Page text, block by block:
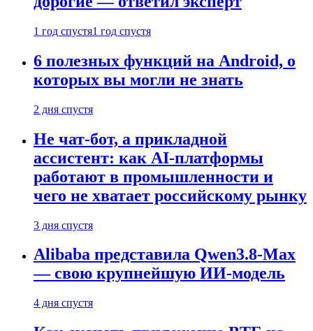
1 год спустя1 год спустя
6 полезных функций на Android, о
которых вы могли не знать
2 дня спустя
Не чат-бот, а прикладной
ассистент: как AI-платформы
работают в промышленности и
чего не хватает российскому рынку
3 дня спустя
Alibaba представила Qwen3.8-Max
— свою крупнейшую ИИ-модель
4 дня спустя